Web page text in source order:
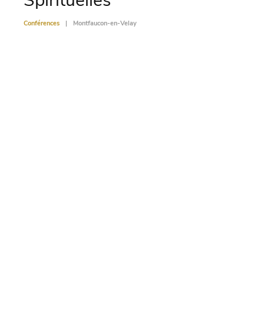
Conférences Montfaucon-en-Velay